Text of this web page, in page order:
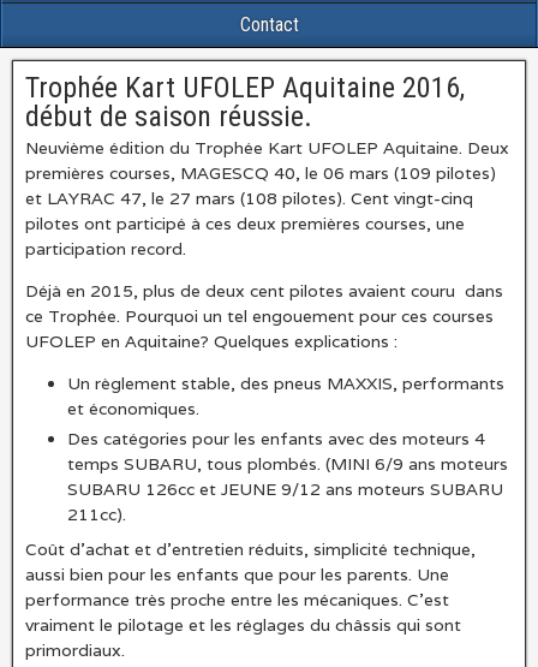
Contact
Trophée Kart UFOLEP Aquitaine 2016,
début de saison réussie.
Neuvième édition du Trophée Kart UFOLEP Aquitaine. Deux
premières courses, MAGESCQ 40, le 06 mars (109 pilotes)
et LAYRAC 47, le 27 mars (108 pilotes). Cent vingt-cinq
pilotes ont participé à ces deux premières courses, une
participation record.
Déjà en 2015, plus de deux cent pilotes avaient couru dans
ce Trophée. Pourquoi un tel engouement pour ces courses
UFOLEP en Aquitaine? Quelques explications :
Un règlement stable, des pneus MAXXIS, performants
et économiques.
Des catégories pour les enfants avec des moteurs 4
temps SUBARU, tous plombés. (MINI 6/9 ans moteurs
SUBARU 126cc et JEUNE 9/12 ans moteurs SUBARU
211cc).
Coût d’achat et d’entretien réduits, simplicité technique,
aussi bien pour les enfants que pour les parents. Une
performance très proche entre les mécaniques. C’est
vraiment le pilotage et les réglages du châssis qui sont
primordiaux.